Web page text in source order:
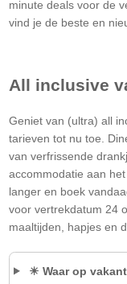
minute deals voor de
vind je de beste en
All inclusive
Geniet van (ultra) all
tarieven tot nu toe.
van verfrissende
accommodatie aan
langer en boek
voor vertrekdatum 24
maaltijden, hapjes en
☀ Waar op